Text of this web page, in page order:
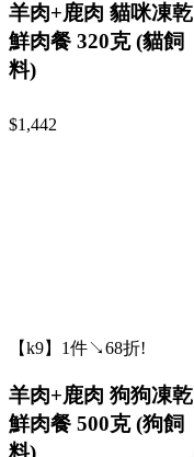
羊肉+鹿肉 貓咪凍乾
鮮肉餐 320克 (貓飼
料)
$1,442
【k9】1件↘68折!
羊肉+鹿肉 狗狗凍乾
鮮肉餐 500克 (狗飼
料)